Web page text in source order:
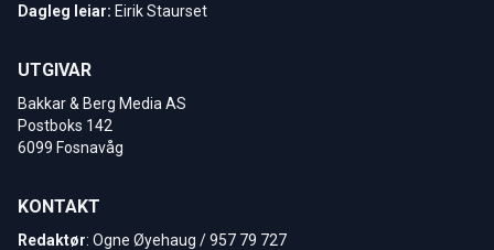
Dagleg leiar: Eirik Staurset
UTGIVAR
Bakkar & Berg Media AS
Postboks 142
6099 Fosnavåg
KONTAKT
Redaktør: Ogne Øyehaug / 957 79 727